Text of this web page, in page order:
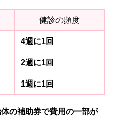
健診の頻度
4週に1回
2週に1回
1週に1回
の補助券で費用の一部が